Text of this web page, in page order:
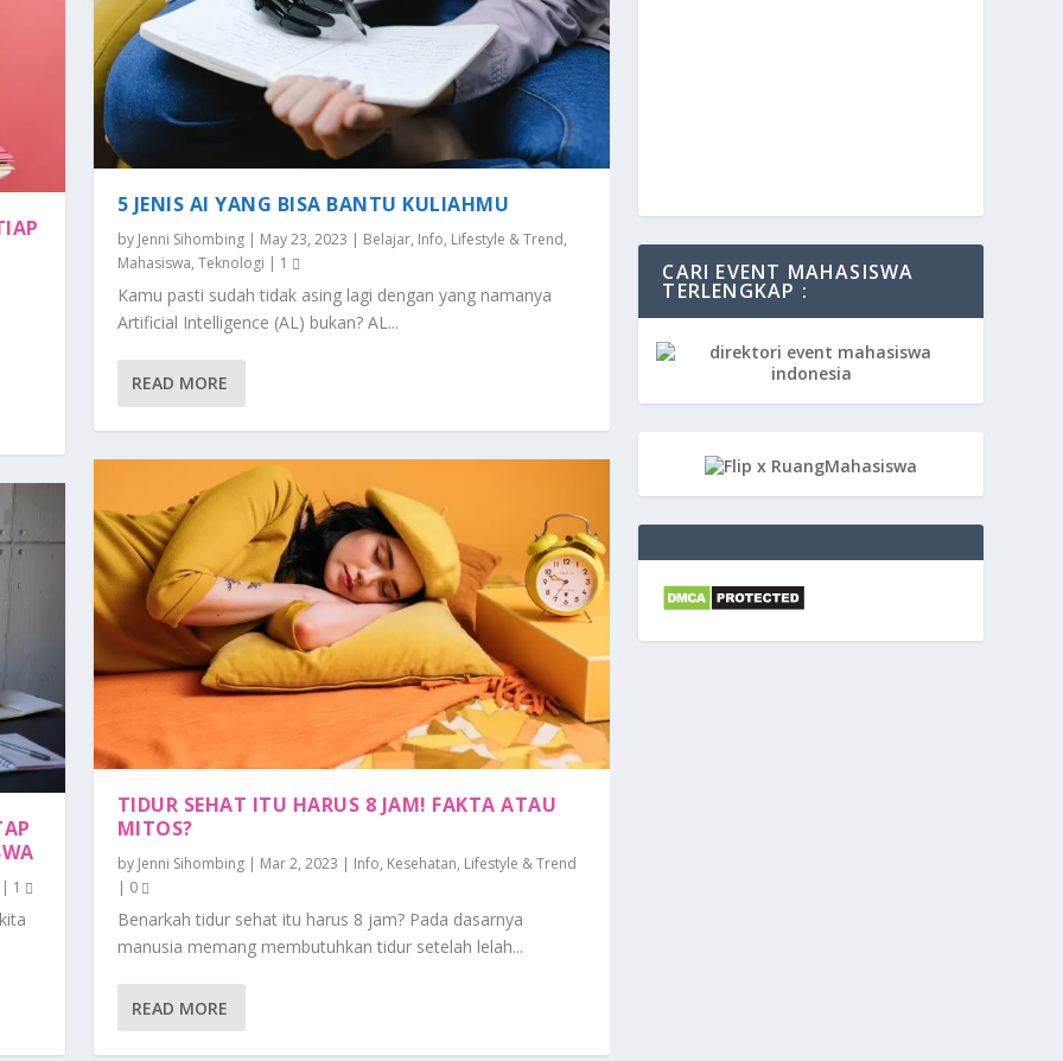
| 1
5 JENIS AI YANG BISA BANTU KULIAHMU
by Jenni Sihombing| May 23, 2023 | Belajar, Info, Lifestyle & Trend,
Mahasiswa, Teknologi | 1
Kamu pasti sudah tidak asing lagi dengan yang namanya
Artificial Intelligence (AL) bukan? AL...
READ MORE
TIDUR SEHAT ITU HARUS 8 JAM! FAKTA ATAU
MITOS?
by Jenni Sihombing| Mar 2, 2023 | Info, Kesehatan, Lifestyle & Trend
| 0
Benarkah tidur sehat itu harus 8 jam? Pada dasarnya
manusia memang membutuhkan tidur setelah lelah...
READ MORE
CARI EVENT MAHASISWA
TERLENGKAP :